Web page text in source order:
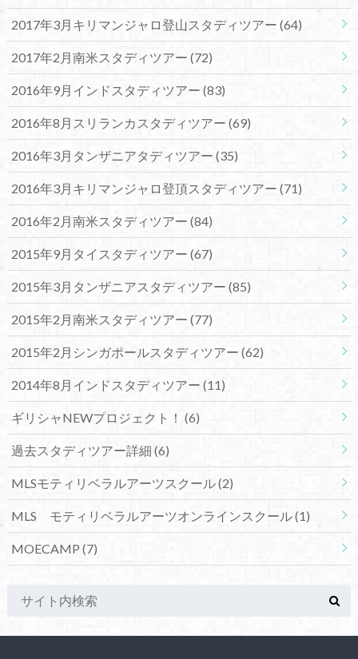
2017年3月キリマンジャロ登山スタディツアー (64)
2017年2月南米スタディツアー (72)
2016年9月インドスタディツアー (83)
2016年8月スリランカスタディツアー (69)
2016年3月タンザニアタディツアー (35)
2016年3月キリマンジャロ登頂スタディツアー (71)
2016年2月南米スタディツアー (84)
2015年9月タイスタディツアー (67)
2015年3月タンザニアスタディツアー (85)
2015年2月南米スタディツアー (77)
2015年2月シンガポールスタディツアー (62)
2014年8月インドスタディツアー (11)
ギリシャNEWプロジェクト！ (6)
過去スタディツアー詳細 (6)
MLSモティリベラルアーツスクール(2)
MLS モティリベラルアーツオンラインスクール(1)
MOECAMP (7)